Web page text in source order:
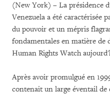
(New York) – La présidence
Venezuela a été caractérisée
du pouvoir et un mépris
fondamentales en matière de
Human Rights Watch
Après avoir promulgué en
contenait un large éventail de